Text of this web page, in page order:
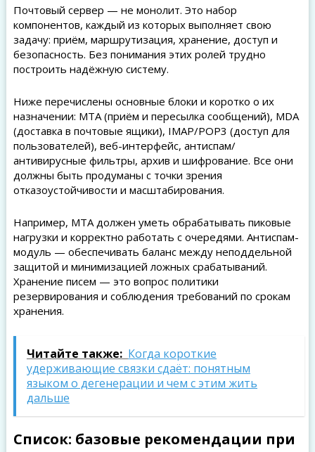
Почтовый сервер — не монолит. Это набор
компонентов, каждый из которых выполняет свою
задачу: приём, маршрутизация, хранение, доступ и
безопасность. Без понимания этих ролей трудно
построить надёжную систему.
Ниже перечислены основные блоки и коротко о их
назначении: MTA (приём и пересылка сообщений), MDA
(доставка в почтовые ящики), IMAP/POP3 (доступ для
пользователей), веб-интерфейс, антиспам/
антивирусные фильтры, архив и шифрование. Все они
должны быть продуманы с точки зрения
отказоустойчивости и масштабирования.
Например, MTA должен уметь обрабатывать пиковые
нагрузки и корректно работать с очередями. Антиспам-
модуль — обеспечивать баланс между неподдельной
защитой и минимизацией ложных срабатываний.
Хранение писем — это вопрос политики
резервирования и соблюдения требований по срокам
хранения.
Читайте также: Когда короткие
удерживающие связки сдаёт: понятным
языком о дегенерации и чем с этим жить
дальше
Список: базовые рекомендации при